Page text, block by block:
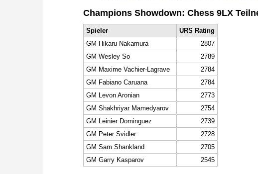
Champions Showdown: Chess 9LX
Spieler
URS Rating
GM Hikaru Nakamura
2807
GM Wesley So
2789
GM Maxime Vachier-Lagrave
2784
GM Fabiano Caruana
2784
GM Levon Aronian
2773
GM Shakhriyar Mamedyarov
2754
GM Leinier Dominguez
2739
GM Peter Svidler
2728
GM Sam Shankland
2705
GM Garry Kasparov
2545